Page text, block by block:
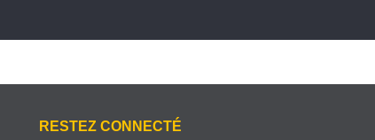
RESTEZ CONNECTÉ